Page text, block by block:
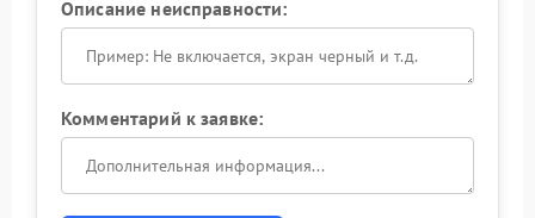
Описание неисправности:
Комментарий к заявке: